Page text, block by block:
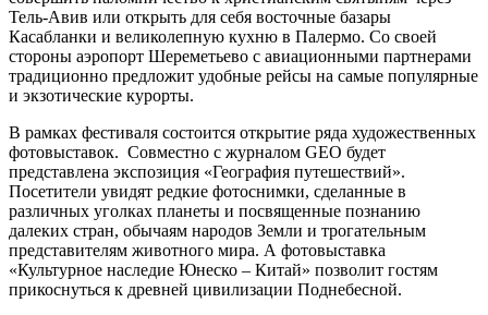
Тель-Авив или открыть для себя восточные базары
Касабланки и великолепную кухню в Палермо. Со своей
стороны аэропорт Шереметьево с авиационными партнерами
традиционно предложит удобные рейсы на самые популярные
и экзотические курорты.
В рамках фестиваля состоится открытие ряда художественных
фотовыставок. Совместно с журналом GEO будет
представлена экспозиция «География путешествий».
Посетители увидят редкие фотоснимки, сделанные в
различных уголках планеты и посвященные познанию
далеких стран, обычаям народов Земли и трогательным
представителям животного мира. А фотовыставка
«Культурное наследие Юнеско – Китай» позволит гостям
прикоснуться к древней цивилизации Поднебесной.